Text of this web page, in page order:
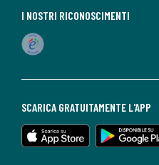
SCARICA GRATUITAMENTE L'APP
I NOSTRI RICONOSCIMENTI